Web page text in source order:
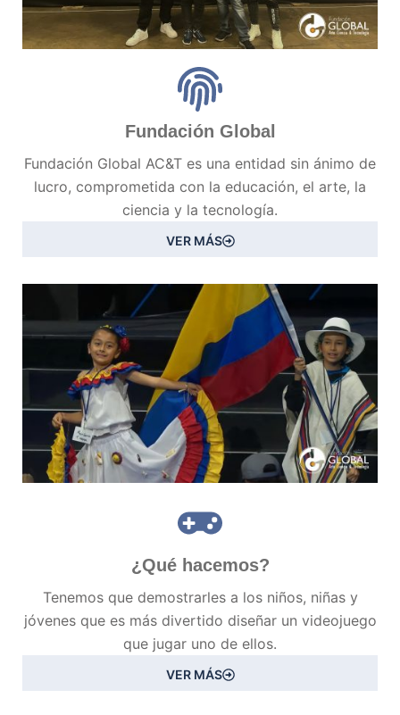
Fundación Global
Fundación Global AC&T es una entidad sin ánimo de
lucro, comprometida con la educación, el arte, la
ciencia y la tecnología.
VER MÁS
¿Qué hacemos?
Tenemos que demostrarles a los niños, niñas y
jóvenes que es más divertido diseñar un videojuego
que jugar uno de ellos.
VER MÁS